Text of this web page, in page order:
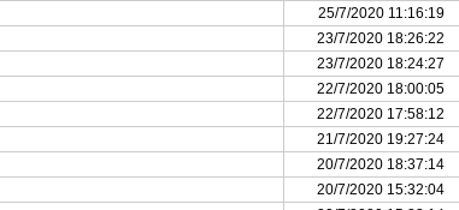
25/7/2020 11:16:19
23/7/2020 18:26:22
23/7/2020 18:24:27
22/7/2020 18:00:05
22/7/2020 17:58:12
21/7/2020 19:27:24
20/7/2020 18:37:14
20/7/2020 15:32:04